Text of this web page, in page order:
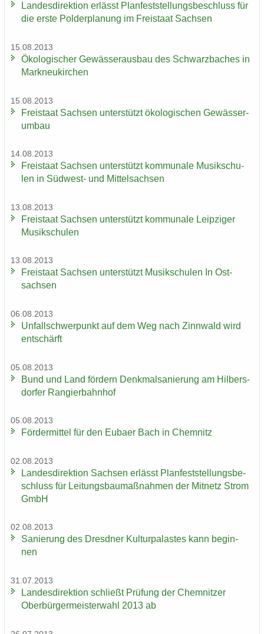
Lan­des­di­rek­ti­on er­lässt Plan­fest­stel­lungs­be­schluss für
die erste Pol­der­pla­nung im Frei­staat Sach­sen
15.08.2013
Öko­lo­gi­scher Ge­wäs­ser­aus­bau des Schwarz­ba­ches in
Mark­neu­kir­chen
15.08.2013
Frei­staat Sach­sen un­ter­stützt öko­lo­gi­schen Ge­wäs­ser­
um­bau
14.08.2013
Frei­staat Sach­sen un­ter­stützt kom­mu­na­le Mu­sik­schu­
len in Südwest-​ und Mit­tel­sach­sen
13.08.2013
Frei­staat Sach­sen un­ter­stützt kom­mu­na­le Leip­zi­ger
Mu­sik­schu­len
13.08.2013
Frei­staat Sach­sen un­ter­stützt Mu­sik­schu­len In Ost­
sach­sen
06.08.2013
Un­fall­schwer­punkt auf dem Weg nach Zinn­wald wird
ent­schärft
05.08.2013
Bund und Land för­dern Denk­mal­sa­nie­rung am Hil­bers­
dor­fer Ran­gier­bahn­hof
05.08.2013
För­der­mit­tel für den Eu­ba­er Bach in Chem­nitz
02.08.2013
Lan­des­di­rek­ti­on Sach­sen er­lässt Plan­fest­stel­lungs­be­
schluss für Lei­tungs­bau­maß­nah­men der Mit­netz Strom
GmbH
02.08.2013
Sa­nie­rung des Dresd­ner Kul­tur­pa­las­tes kann be­gin­
nen
31.07.2013
Lan­des­di­rek­ti­on schließt Prü­fung der Chem­nit­zer
Ober­bür­ger­meis­ter­wahl 2013 ab